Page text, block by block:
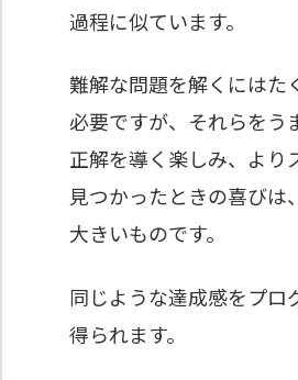
過程に似ています。
難解な問題を解くにはた
必要ですが、それらをうま
正解を導く楽しみ、よりス
見つかったときの喜びは、
大きいものです。
同じような達成感をプロ
得られます。